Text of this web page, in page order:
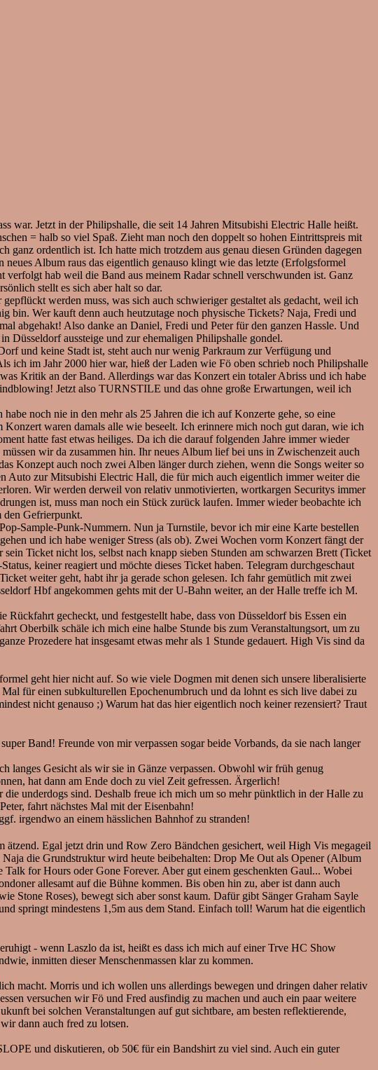
war. Jetzt in der Philipshalle, die seit 14 Jahren Mitsubishi Electric Halle heißt.
= halb so viel Spaß. Zieht man noch den doppelt so hohen Eintrittspreis mit
ordentlich ist. Ich hatte mich trotzdem aus genau diesen Gründen dagegen
Album raus das eigentlich genauso klingt wie das letzte (Erfolgsformel
verfolgt hab weil die Band aus meinem Radar schnell verschwunden ist. Ganz
stellt es sich aber halt so dar.
werden muss, was sich auch schwieriger gestaltet als gedacht, weil ich
bin. Wer kauft denn auch heutzutage noch physische Tickets? Naja, Fredi und
abgehakt! Also danke an Daniel, Fredi und Peter für den ganzen Hassle. Und
Düsseldorf aussteige und zur ehemaligen Philipshalle gondel.
und keine Stadt ist, steht auch nur wenig Parkraum zur Verfügung und
ich im Jahr 2000 hier war, hieß der Laden wie Fö oben schrieb noch Philipshalle
Kritik an der Band. Allerdings war das Konzert ein totaler Abriss und ich habe
Jetzt also TURNSTILE und das ohne große Erwartungen, weil ich
noch nie in den mehr als 25 Jahren die ich auf Konzerte gehe, so eine
waren damals alle wie beseelt. Ich erinnere mich noch gut daran, wie ich
hatte fast etwas heiliges. Da ich die darauf folgenden Jahre immer wieder
wir da zusammen hin. Ihr neues Album lief bei uns in Zwischenzeit auch
Konzept auch noch zwei Alben länger durch ziehen, wenn die Songs weiter so
Auto zur Mitsubishi Electric Hall, die für mich auch eigentlich immer weiter die
Wir werden derweil von relativ unmotivierten, wortkargen Securitys immer
ist, muss man noch ein Stück zurück laufen. Immer wieder beobachte ich
den Gefrierpunkt.
Sample-Punk-Nummern. Nun ja Turnstile, bevor ich mir eine Karte bestellen
und ich habe weniger Stress (als ob). Zwei Wochen vorm Konzert fängt der
Ticket nicht los, selbst nach knapp sieben Stunden am schwarzen Brett (Ticket
keiner reagiert und möchte dieses Ticket haben. Telegram durchgeschaut
weiter geht, habt ihr ja gerade schon gelesen. Ich fahr gemütlich mit zwei
Hbf angekommen gehts mit der U-Bahn weiter, an der Halle treffe ich M.
gecheckt, und festgestellt habe, dass von Düsseldorf bis Essen ein
Oberbilk schäle ich mich eine halbe Stunde bis zum Veranstaltungsort, um zu
Prozedere hat insgesamt etwas mehr als 1 Stunde gedauert. High Vis sind da
geht hier nicht auf. So wie viele Dogmen mit denen sich unsere liberalisierte
für einen subkulturellen Epochenumbruch und da lohnt es sich live dabei zu
nicht genauso ;) Warum hat das hier eigentlich noch keiner rezensiert? Traut
Band! Freunde von mir verpassen sogar beide Vorbands, da sie nach langer
langes Gesicht als wir sie in Gänze verpassen. Obwohl wir früh genug
hat dann am Ende doch zu viel Zeit gefressen. Ärgerlich!
underdogs sind. Deshalb freue ich mich um so mehr pünktlich in der Halle zu
fahrt nächstes Mal mit der Eisenbahn!
irgendwo an einem hässlichen Bahnhof zu stranden!
ätzend. Egal jetzt drin und Row Zero Bändchen gesichert, weil High Vis megageil
die Grundstruktur wird heute beibehalten: Drop Me Out als Opener (Album
for Hours oder Gone Forever. Aber gut einem geschenkten Gaul... Wobei
allesamt auf die Bühne kommen. Bis oben hin zu, aber ist dann auch
Stone Roses), bewegt sich aber sonst kaum. Dafür gibt Sänger Graham Sayle
springt mindestens 1,5m aus dem Stand. Einfach toll! Warum hat die eigentlich
- wenn Laszlo da ist, heißt es dass ich mich auf einer Trve HC Show
inmitten dieser Menschenmassen klar zu kommen.
macht. Morris und ich wollen uns allerdings bewegen und dringen daher relativ
versuchen wir Fö und Fred ausfindig zu machen und auch ein paar weitere
bei solchen Veranstaltungen auf gut sichtbare, am besten reflektierende,
dann auch fred zu lotsen.
und diskutieren, ob 50€ für ein Bandshirt zu viel sind. Auch ein guter